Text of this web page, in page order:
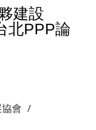
建設
北PPP論
會 /